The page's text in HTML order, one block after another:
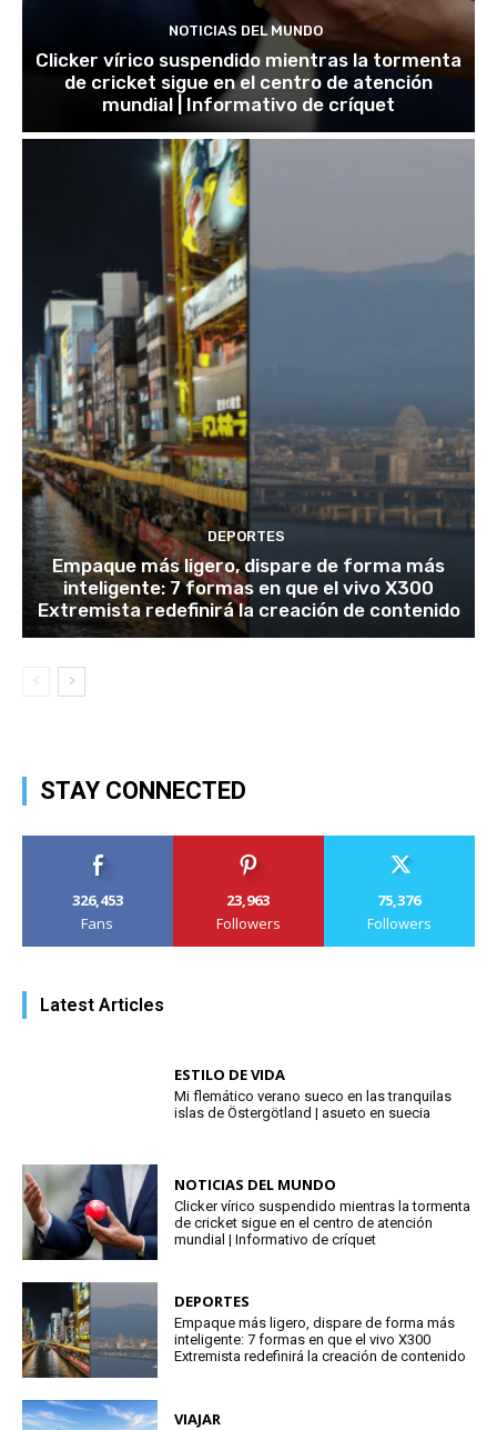
NOTICIAS DEL MUNDO
Clicker vírico suspendido mientras la tormenta
de cricket sigue en el centro de atención
mundial | Informativo de críquet
DEPORTES
Empaque más ligero, dispare de forma más
inteligente: 7 formas en que el vivo X300
Extremista redefinirá la creación de contenido
STAY CONNECTED
326,453
Fans
23,963
Followers
75,376
Followers
Latest Articles
ESTILO DE VIDA
Mi flemático verano sueco en las tranquilas
islas de Östergötland | asueto en suecia
NOTICIAS DEL MUNDO
Clicker vírico suspendido mientras la tormenta
de cricket sigue en el centro de atención
mundial | Informativo de críquet
DEPORTES
Empaque más ligero, dispare de forma más
inteligente: 7 formas en que el vivo X300
Extremista redefinirá la creación de contenido
VIAJAR